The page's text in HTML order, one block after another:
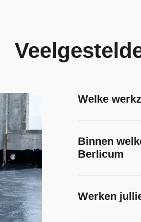
Welke
Binnen
Berlicum
Werken